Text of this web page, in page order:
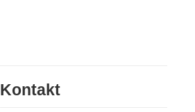
Kontakt